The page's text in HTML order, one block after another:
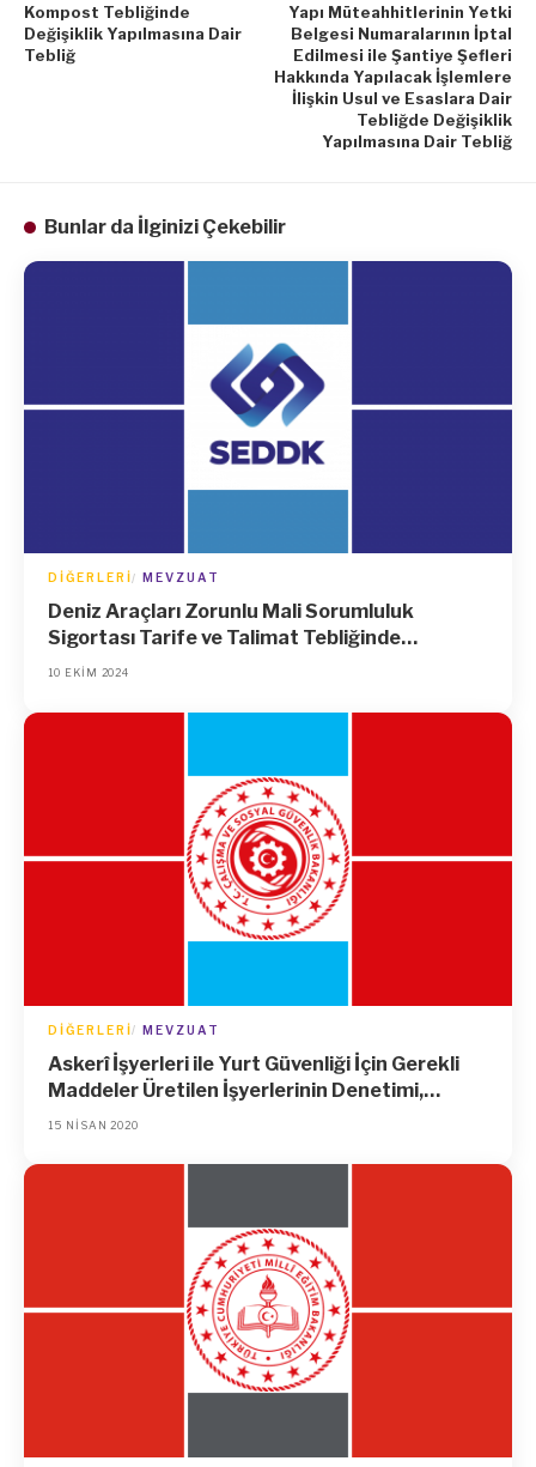
Kompost Tebliğinde
Değişiklik Yapılmasına Dair
Tebliğ
Yapı Müteahhitlerinin Yetki
Belgesi Numaralarının İptal
Edilmesi ile Şantiye Şefleri
Hakkında Yapılacak İşlemlere
İlişkin Usul ve Esaslara Dair
Tebliğde Değişiklik
Yapılmasına Dair Tebliğ
Bunlar da İlginizi Çekebilir
DIĞERLERI MEVZUAT
Deniz Araçları Zorunlu Mali Sorumluluk
Sigortası Tarife ve Talimat Tebliğinde
Değişiklik Yapılmasına Dair Tebliğ
10 EKIM 2024
DIĞERLERI MEVZUAT
Askerî İşyerleri ile Yurt Güvenliği İçin Gerekli
Maddeler Üretilen İşyerlerinin Denetimi,
Teftişi ve Bu İşyerlerinde İşin Durdurulması
Dair Yönetmelik
15 NISAN 2020